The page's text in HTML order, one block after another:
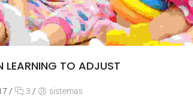
LEARNING TO ADJUST
/ 3 / sistemas